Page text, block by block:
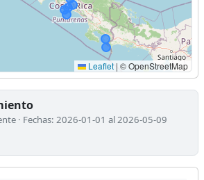
Leaflet | © OpenStreetMap
· Fechas: 2026-01-01 al 2026-05-09